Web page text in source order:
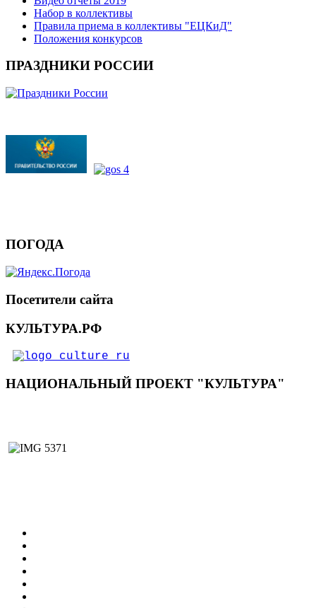
Набор в коллективы
Правила приема в коллективы "ЕЦКиД"
Положения конкурсов
ПРАЗДНИКИ РОССИИ
ПОГОДА
Посетители сайта
КУЛЬТУРА.РФ
НАЦИОНАЛЬНЫЙ ПРОЕКТ "КУЛЬТУРА"